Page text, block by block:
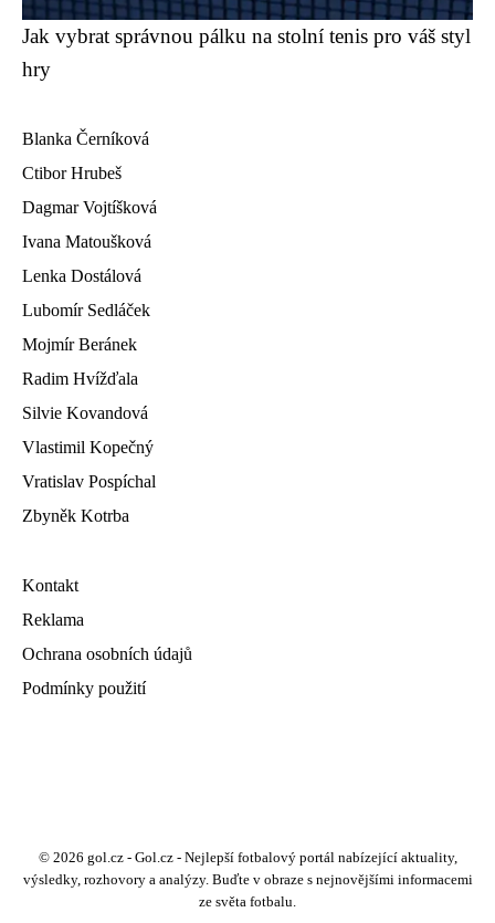
Jak vybrat správnou pálku na stolní tenis pro váš styl
hry
Blanka Černíková
Ctibor Hrubeš
Dagmar Vojtíšková
Ivana Matoušková
Lenka Dostálová
Lubomír Sedláček
Mojmír Beránek
Radim Hvížďala
Silvie Kovandová
Vlastimil Kopečný
Vratislav Pospíchal
Zbyněk Kotrba
Kontakt
Reklama
Ochrana osobních údajů
Podmínky použití
© 2026 gol.cz - Gol.cz - Nejlepší fotbalový portál nabízející aktuality,
výsledky, rozhovory a analýzy. Buďte v obraze s nejnovějšími informacemi
ze světa fotbalu.